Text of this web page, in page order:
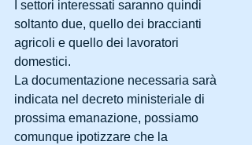
I settori interessati saranno quindi
soltanto due, quello dei braccianti
agricoli e quello dei lavoratori
domestici.
La documentazione necessaria sarà
indicata nel decreto ministeriale di
prossima emanazione, possiamo
comunque ipotizzare che la